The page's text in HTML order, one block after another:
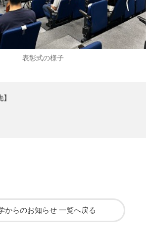
表彰式の様子
からのお知らせ 一覧へ戻る